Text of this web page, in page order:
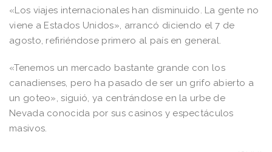
«Los viajes internacionales han disminuido. La gente no
viene a Estados Unidos», arrancó diciendo el 7 de
agosto, refiriéndose primero al país en general.
«Tenemos un mercado bastante grande con los
canadienses, pero ha pasado de ser un grifo abierto a
un goteo», siguió, ya centrándose en la urbe de
Nevada conocida por sus casinos y espectáculos
masivos.